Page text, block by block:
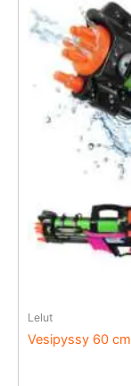
Lelut
Vesipyssy 60 cm